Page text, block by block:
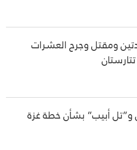
ومقتل وجرح العشرات
أبيب” بشأن خطة غزة